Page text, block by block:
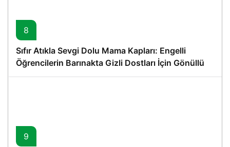
8
Sıfır Atıkla Sevgi Dolu Mama Kapları: Engelli
Öğrencilerin Barınakta Gizli Dostları İçin Gönüllü
Proje
9